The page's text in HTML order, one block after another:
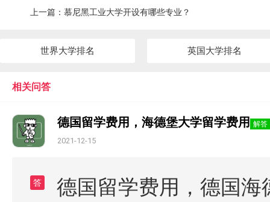
上一篇： 慕尼黑工业大学开设有哪些专业？
世界大学排名 英国大学排名
相关问答
德国留学费用，海德堡大学留学费用 解答
2021-12-15
答
德国留学费用，德国